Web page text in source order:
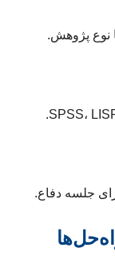
نوع پژوهش.
جلسه دفاع.